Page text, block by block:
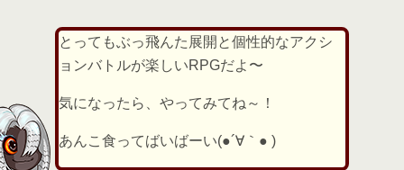
とってもぶっ飛んた展開と個性的なアクシ
ョンバトルが楽しいRPGだよ〜
気になったら、やってみてね～！
あんこ食ってばいばーい(●´∀｀● )